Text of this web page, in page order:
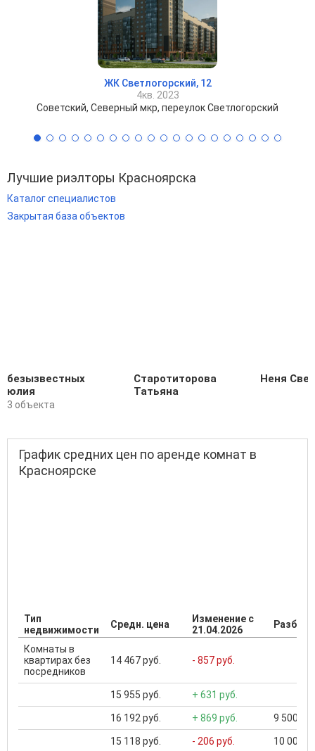
ЖК Светлогорский, 12
4кв. 2023
Советский, Северный мкр, переулок Светлогорский
Лучшие риэлторы Красноярска
Каталог специалистов
Закрытая база объектов
безызвестных
юлия
3 объекта
Старотиторова
Татьяна
Неня
График средних цен по аренде комнат в
Красноярске
Тип
недвижимости
Средн. цена
Изменение с
21.04.2026
Комнаты в
квартирах без
посредников
14 467 руб. - 857 руб.
15 955 руб. + 631 руб.
16 192 руб. + 869 руб. 9 500 ...
15 118 руб. - 206 руб. 10 000